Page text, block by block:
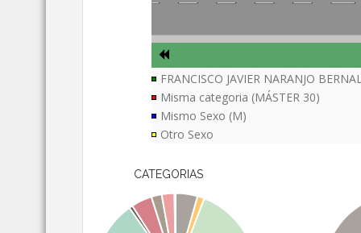
FRANCISCO JAVIER NARANJO
Misma categoria (MÁSTER 30)
Mismo Sexo (M)
Otro Sexo
CATEGORIAS